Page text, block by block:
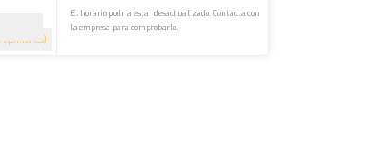
opiniones)
El horario podría estar desactualizado. Contacta con
la empresa para comprobarlo.